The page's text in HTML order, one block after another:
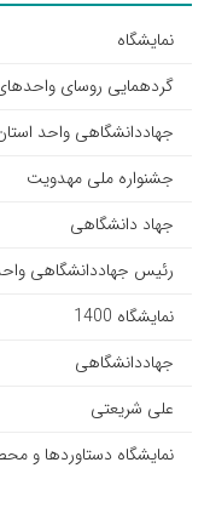
نمایشگاه
گردهمایی روسای واحد‌های
جهاددانشگاهی واحد
جشنواره ملی مهدویت
جهاد دانشگاهی
رئیس جهاددانشگاهی
نمایشگاه 1400
جهاددانشگاهی
علی شریعتی
نمایشگاه دستاوردها و